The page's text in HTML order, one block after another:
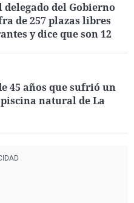
del Gobierno
de 257 plazas libres
y dice que son 12
45 años que sufrió un
natural de La